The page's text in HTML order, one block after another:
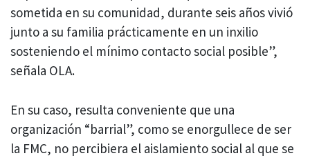
sometida en su comunidad, durante seis años vivió
junto a su familia prácticamente en un inxilio
sosteniendo el mínimo contacto social posible”,
señala OLA.
En su caso, resulta conveniente que una
organización “barrial”, como se enorgullece de ser
la FMC, no percibiera el aislamiento social al que se